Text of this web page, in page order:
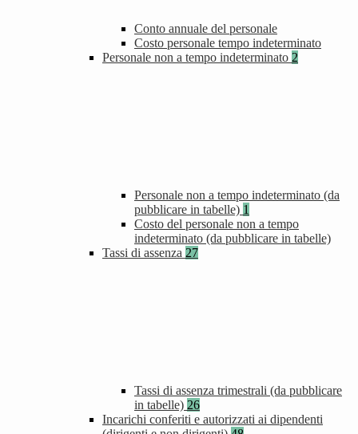
Conto annuale del personale
Costo personale tempo indeterminato
Personale non a tempo indeterminato 2
Personale non a tempo indeterminato (da
pubblicare in tabelle) 1
Costo del personale non a tempo
indeterminato (da pubblicare in tabelle)
Tassi di assenza 27
Tassi di assenza trimestrali (da pubblicare
in tabelle) 26
Incarichi conferiti e autorizzati ai dipendenti